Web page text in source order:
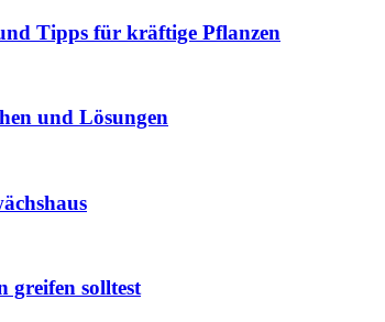
Tipps für kräftige Pflanzen
und Lösungen
greifen solltest